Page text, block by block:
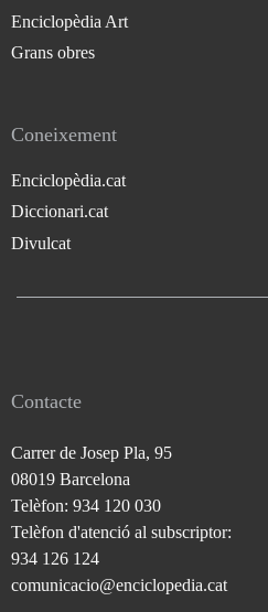
Enciclopèdia Art
Grans obres
Coneixement
Enciclopèdia.cat
Diccionari.cat
Divulcat
Contacte
Carrer de Josep Pla, 95
08019 Barcelona
Telèfon: 934 120 030
Telèfon d'atenció al subscriptor:
934 126 124
comunicacio@enciclopedia.cat